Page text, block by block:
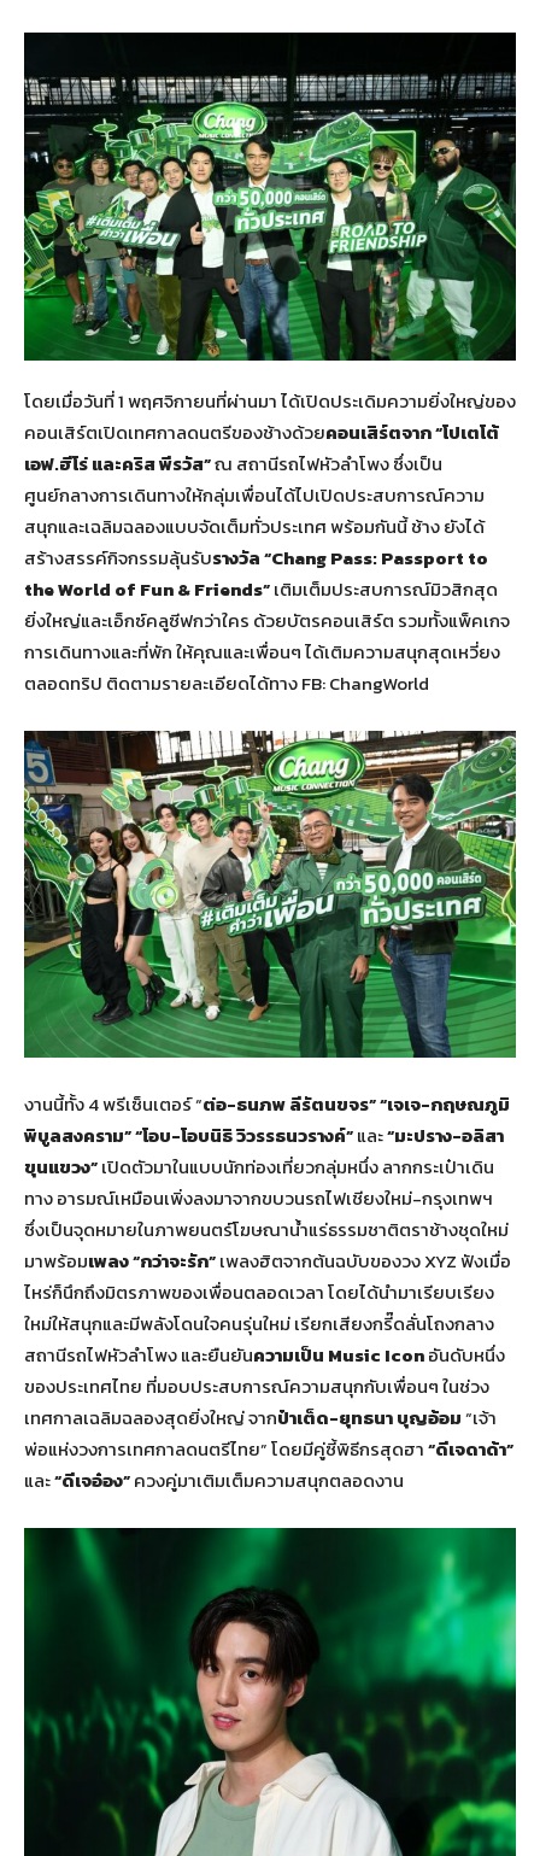
โดยเมื่อวันที่ 1 พฤศจิกายนที่ผ่านมา ได้เปิดประเดิมความยิ่งใหญ่ของ
คอนเสิร์ตเปิดเทศกาลดนตรีของช้างด้วยคอนเสิร์ตจาก “โปเตโต้
เอฟ.ฮีโร่ และคริส พีรวัส”ณ สถานีรถไฟหัวลำโพง ซึ่งเป็น
ศูนย์กลางการเดินทางให้กลุ่มเพื่อนได้ไปเปิดประสบการณ์ความ
สนุกและเฉลิมฉลองแบบจัดเต็มทั่วประเทศ พร้อมกันนี้ ช้าง ยังได้
สร้างสรรค์กิจกรรมลุ้นรับรางวัล “Chang Pass: Passport to
the World of Fun & Friends”เติมเต็มประสบการณ์มิวสิกสุด
ยิ่งใหญ่และเอ็กซ์คลูซีฟกว่าใคร ด้วยบัตรคอนเสิร์ต รวมทั้งแพ็คเกจ
การเดินทางและที่พัก ให้คุณและเพื่อนๆ ได้เติมความสนุกสุดเหวี่ยง
ตลอดทริป ติดตามรายละเอียดได้ทาง FB: ChangWorld
งานนี้ทั้ง 4 พรีเซ็นเตอร์ “ต่อ-ธนภพ ลีรัตนขจร”“เจเจ-กฤษณภูมิ
พิบูลสงคราม” “โอบ-โอบนิธิ วิวรรธนวรางค์”และ“มะปราง-อลิสา
ขุนแขวง”เปิดตัวมาในแบบนักท่องเที่ยวกลุ่มหนึ่ง ลากกระเป๋าเดิน
ทาง อารมณ์เหมือนเพิ่งลงมาจากขบวนรถไฟเชียงใหม่-กรุงเทพฯ
ซึ่งเป็นจุดหมายในภาพยนตร์โฆษณาน้ำแร่ธรรมชาติตราช้างชุดใหม่
มาพร้อมเพลง “กว่าจะรัก”เพลงฮิตจากต้นฉบับของวง XYZ ฟังเมื่อ
ไหร่ก็นึกถึงมิตรภาพของเพื่อนตลอดเวลา โดยได้นำมาเรียบเรียง
ใหม่ให้สนุกและมีพลังโดนใจคนรุ่นใหม่ เรียกเสียงกรี๊ดลั่นโถงกลาง
สถานีรถไฟหัวลำโพง และยืนยันความเป็น Music Iconอันดับหนึ่ง
ของประเทศไทย ที่มอบประสบการณ์ความสนุกกับเพื่อนๆ ในช่วง
เทศกาลเฉลิมฉลองสุดยิ่งใหญ่ จากป๋าเต็ด-ยุทธนา บุญอ้อม“เจ้า
พ่อแห่งวงการเทศกาลดนตรีไทย” โดยมีคู่ซี้พิธีกรสุดฮา“ดีเจดาด้า”
และ“ดีเจอ๋อง”ควงคู่มาเติมเต็มความสนุกตลอดงาน